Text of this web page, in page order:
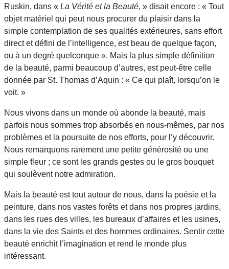
Ruskin, dans « La Vérité et la Beauté, » disait encore : « Tout
objet matériel qui peut nous procurer du plaisir dans la
simple contemplation de ses qualités extérieures, sans effort
direct et défini de l’intelligence, est beau de quelque façon,
ou à un degré quelconque ». Mais la plus simple définition
de la beauté, parmi beaucoup d’autres, est peut-être celle
donnée par St. Thomas d’Aquin : « Ce qui plaît, lorsqu’on le
voit. »
Nous vivons dans un monde où abonde la beauté, mais
parfois nous sommes trop absorbés en nous-mêmes, par nos
problèmes et la poursuite de nos efforts, pour l’y découvrir.
Nous remarquons rarement une petite générosité ou une
simple fleur ; ce sont les grands gestes ou le gros bouquet
qui soulèvent notre admiration.
Mais la beauté est tout autour de nous, dans la poésie et la
peinture, dans nos vastes forêts et dans nos propres jardins,
dans les rues des villes, les bureaux d’affaires et les usines,
dans la vie des Saints et des hommes ordinaires. Sentir cette
beauté enrichit l’imagination et rend le monde plus
intéressant.